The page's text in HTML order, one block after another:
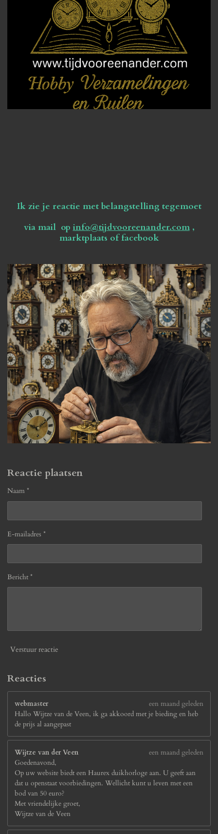
Ik zie je reactie met belangstelling tegemoet
via mail opinfo@tijdvooreenander.com,
marktplaats of facebook
Reactie plaatsen
Naam *
E-mailadres *
Bericht *
Verstuur reactie
Reacties
webmaster
een maand geleden
Hallo Wijtze van de Veen, ik ga akkoord met je bieding en heb
de prijs al aangepast
Wijtze van der Veen
een maand geleden
Goedenavond,
Op uw website biedt een Haurex duikhorloge aan. U geeft aan
dat u openstaat voorbiedingen. Wellicht kunt u leven met een
bod van 50 euro?
Met vriendelijke groet,
Wijtze van de Veen